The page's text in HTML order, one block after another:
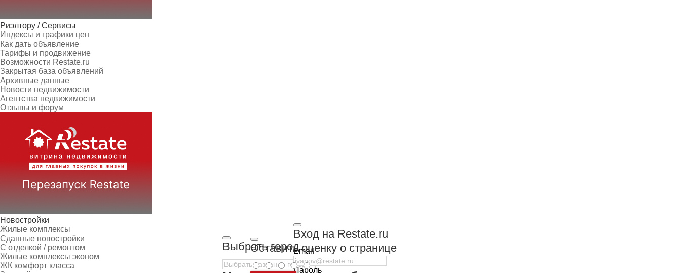
Риэлтору / Сервисы
Индексы и графики цен
Как дать объявление
Тарифы и продвижение
Возможности Restate.ru
Закрытая база объявлений
Архивные данные
Новости недвижимости
Агентства недвижимости
Отзывы и форум
Новостройки
Жилые комплексы
Сданные новостройки
С отделкой / ремонтом
Жилые комплексы эконом
ЖК комфорт класса
Выбрать город
Вход на Restate.ru
Email
Пароль
Оставить оценку о странице